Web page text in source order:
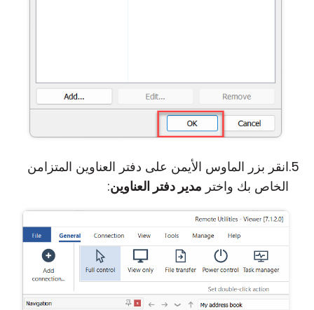
انقر بزر الماوس الأيمن على دفتر العناوين المتزامن
الخاص بك واختر مدير دفتر العناوين: